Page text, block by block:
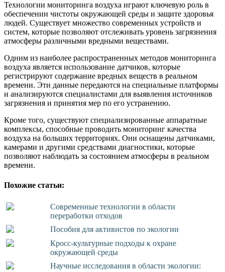
Технологии мониторинга воздуха играют ключевую роль в
обеспечении чистоты окружающей среды и защите здоровья
людей. Существует множество современных устройств и
систем, которые позволяют отслеживать уровень загрязнения
атмосферы различными вредными веществами.
Одним из наиболее распространенных методов мониторинга
воздуха является использование датчиков, которые
регистрируют содержание вредных веществ в реальном
времени. Эти данные передаются на специальные платформы
и анализируются специалистами для выявления источников
загрязнения и принятия мер по его устранению.
Кроме того, существуют специализированные аппаратные
комплексы, способные проводить мониторинг качества
воздуха на больших территориях. Они оснащены датчиками,
камерами и другими средствами диагностики, которые
позволяют наблюдать за состоянием атмосферы в реальном
времени.
Похожие статьи:
Современные технологии в области
переработки отходов
Пособия для активистов по экологии
Кросс-культурные подходы к охране
окружающей среды
Научные исследования в области экологии: